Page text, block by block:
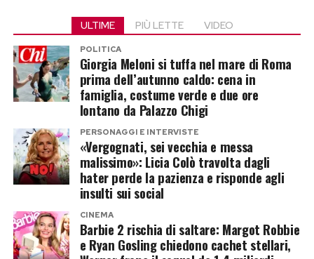
raccomandano l’uso costante di principi attivi
antiglicazione come la carnosina, la niacinamide
e la vitamina C ad alta concentrazione. Questi
ingredienti agiscono come uno scudo chimico,
intercettando le molecole di zucchero prima che
si leghino al collagene e stimolando
contestualmente la sintesi di nuove fibre
elastiche nel derma.
Post Views: 394
compromessa
Il danno principale di questa tendenza si
focalizza sullo strato corneo, la parte più
esterna dell’epidermide che funge da vero e
proprio scudo protettivo contro gli agenti
esterni e impedisce la perdita di acqua
transedermica. Quando si sovrappongono
troppe sostanze esfolianti, questo scudo si
incrina inevitabilmente.
“L’uso contemporaneo
ULTIME PIÙ LETTE VIDEO
POLITICA
Giorgia Meloni si tuffa nel mare di Roma
prima dell’autunno caldo: cena in
famiglia, costume verde e due ore
lontano da Palazzo Chigi
PERSONAGGI E INTERVISTE
«Vergognati, sei vecchia e messa
malissimo»: Licia Colò travolta dagli
hater perde la pazienza e risponde agli
insulti sui social
CINEMA
Barbie 2 rischia di saltare: Margot Robbie
e Ryan Gosling chiedono cachet stellari,